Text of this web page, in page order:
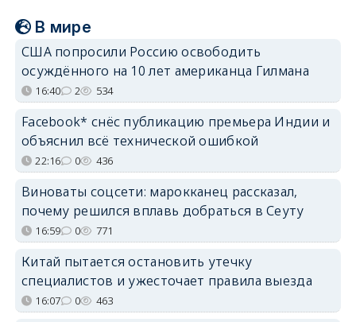
В мире
США попросили Россию освободить
осуждённого на 10 лет американца Гилмана
16:40 2 534
Facebook* снёс публикацию премьера Индии и
объяснил всё технической ошибкой
22:16 0 436
Виноваты соцсети: марокканец рассказал,
почему решился вплавь добраться в Сеуту
16:59 0 771
Китай пытается остановить утечку
специалистов и ужесточает правила выезда
16:07 0 463